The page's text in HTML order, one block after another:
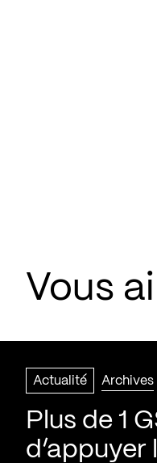
Vous
Actualité Archives
Plus de 1
d’appuyer